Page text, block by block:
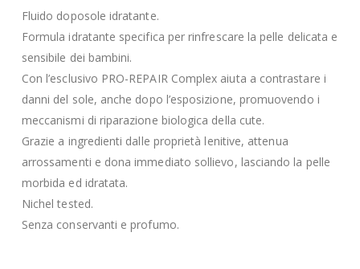
Fluido doposole idratante.
Formula idratante specifica per rinfrescare la pelle delicata e
sensibile dei bambini.
Con l’esclusivo PRO-REPAIR Complex aiuta a contrastare i
danni del sole, anche dopo l’esposizione, promuovendo i
meccanismi di riparazione biologica della cute.
Grazie a ingredienti dalle proprietà lenitive, attenua
arrossamenti e dona immediato sollievo, lasciando la pelle
morbida ed idratata.
Nichel tested.
Senza conservanti e profumo.